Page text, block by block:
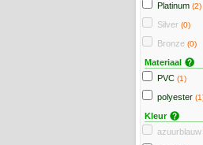
Platinum (2)
Silver (0)
Bronze (0)
Materiaal
PVC (1)
polyester
Kleur
azuurblauw